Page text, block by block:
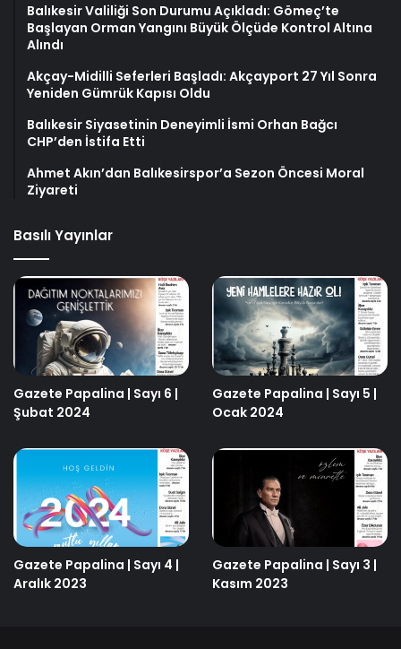
Balıkesir Valiliği Son Durumu Açıkladı: Gömeç’te
Başlayan Orman Yangını Büyük Ölçüde Kontrol Altına
Alındı
Akçay-Midilli Seferleri Başladı: Akçayport 27 Yıl Sonra
Yeniden Gümrük Kapısı Oldu
Balıkesir Siyasetinin Deneyimli İsmi Orhan Bağcı
CHP’den İstifa Etti
Ahmet Akın’dan Balıkesirspor’a Sezon Öncesi Moral
Ziyareti
Basılı Yayınlar
Gazete Papalina | Sayı 6 |
Şubat 2024
Gazete Papalina | Sayı 5 |
Ocak 2024
Gazete Papalina | Sayı 4 |
Aralık 2023
Gazete Papalina | Sayı 3 |
Kasım 2023